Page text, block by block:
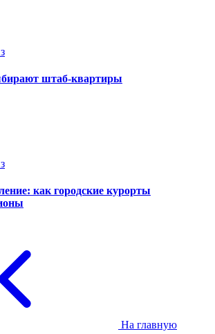
штаб-квартиры
как городские курорты
На главную